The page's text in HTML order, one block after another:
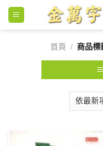
Skip
content
首頁
/ 商品標